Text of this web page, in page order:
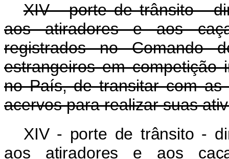
XIV - porte de trânsito -
aos atiradores e aos
registrados no Comando
estrangeiros em competição
no País, de transitar com
acervos para realizar suas
XIV - porte de trânsito -
aos atiradores e aos